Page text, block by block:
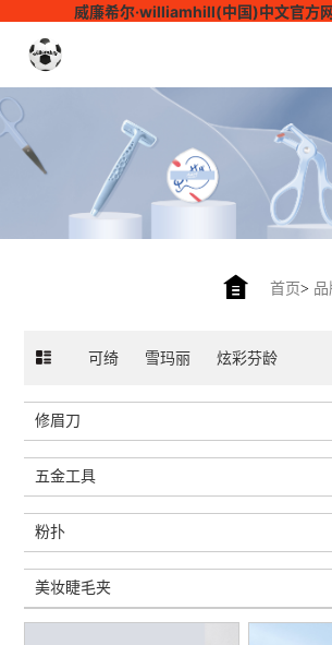
威廉希尔·williamhill(中国)中文官方网
首页> 品
可绮 雪玛丽 炫彩芬龄
修眉刀
五金工具
粉扑
美妆睫毛夹